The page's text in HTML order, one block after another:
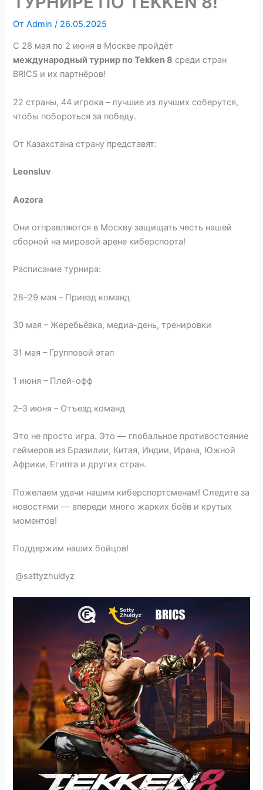
ОтAdmin/ 26.05.2025
С 28 мая по 2 июня в Москве пройдёт
международный турнир по Tekken 8 среди стран
BRICS и их партнёров!
22 страны, 44 игрока – лучшие из лучших соберутся,
чтобы побороться за победу.
От Казахстана страну представят:
Leonsluv
Aozora
Они отправляются в Москву защищать честь нашей
сборной на мировой арене киберспорта!
Расписание турнира:
28–29 мая – Приезд команд
30 мая – Жеребьёвка, медиа-день, тренировки
31 мая – Групповой этап
1 июня – Плей-офф
2–3 июня – Отъезд команд
Это не просто игра. Это — глобальное противостояние
геймеров из Бразилии, Китая, Индии, Ирана, Южной
Африки, Египта и других стран.
Пожелаем удачи нашим киберспортсменам! Следите за
новостями — впереди много жарких боёв и крутых
моментов!
Поддержим наших бойцов!
@sattyzhuldyz